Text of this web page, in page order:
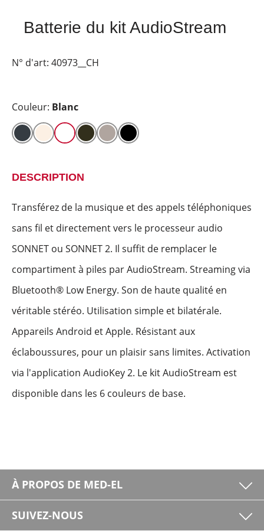
Batterie du kit AudioStream
N° d'art: 40973__CH
Couleur: Blanc
DESCRIPTION
Transférez de la musique et des appels téléphoniques
sans fil et directement vers le processeur audio
SONNET ou SONNET 2. Il suffit de remplacer le
compartiment à piles par AudioStream. Streaming via
Bluetooth® Low Energy. Son de haute qualité en
véritable stéréo. Utilisation simple et bilatérale.
Appareils Android et Apple. Résistant aux
éclaboussures, pour un plaisir sans limites. Activation
via l'application AudioKey 2. Le kit AudioStream est
disponible dans les 6 couleurs de base.
À PROPOS DE MED-EL
SUIVEZ-NOUS